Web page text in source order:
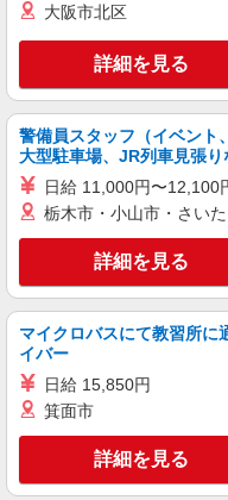
月給
■ソフ
ア】 群
キープ
正社員
ワイモバイルスマーク伊勢崎
ワイモバ
月給
15,307円
追加支給
【試用期
■ワイ
市西小
株式会社ケーズホールディン
大阪市北区
詳細を見る
警備員スタッフ（イベント
大型駐車場、JR列車見張り
日給 11,000円〜12,100
栃木市・小山市・さい
詳細を見る
マイクロバスにて教習所に
イバー
日給 15,850円
箕面市
詳細を見る